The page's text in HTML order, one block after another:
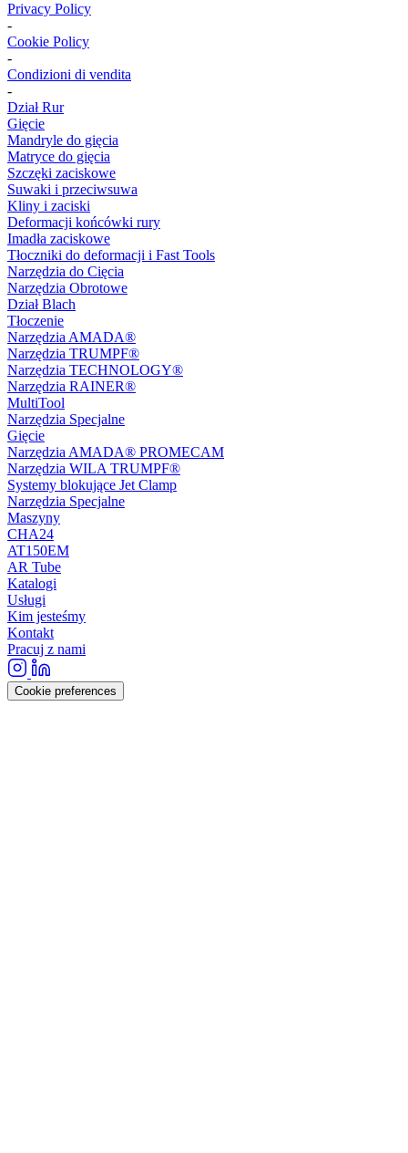
Privacy Policy
-
Cookie Policy
-
Condizioni di vendita
-
Dział Rur
Gięcie
Mandryle do gięcia
Matryce do gięcia
Szczęki zaciskowe
Suwaki i przeciwsuwa
Kliny i zaciski
Deformacji końcówki rury
Imadła zaciskowe
Tłoczniki do deformacji i Fast Tools
Narzędzia do Cięcia
Narzędzia Obrotowe
Dział Blach
Tłoczenie
Narzędzia AMADA®
Narzędzia TRUMPF®
Narzędzia TECHNOLOGY®
Narzędzia RAINER®
MultiTool
Narzędzia Specjalne
Gięcie
Narzędzia AMADA® PROMECAM
Narzędzia WILA TRUMPF®
Systemy blokujące Jet Clamp
Narzędzia Specjalne
Maszyny
CHA24
AT150EM
AR Tube
Katalogi
Usługi
Kim jesteśmy
Kontakt
Pracuj z nami
Cookie preferences